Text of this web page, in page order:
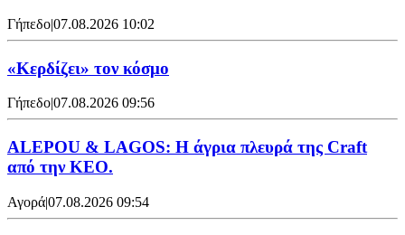
Γήπεδο|07.08.2026 10:02
«Κερδίζει» τον κόσμο
Γήπεδο|07.08.2026 09:56
ALEPOU & LAGOS: Η άγρια πλευρά της Craft
από την ΚΕΟ.
Αγορά|07.08.2026 09:54